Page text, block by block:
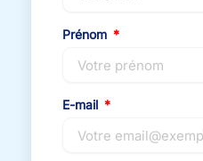
Prénom
E-mail